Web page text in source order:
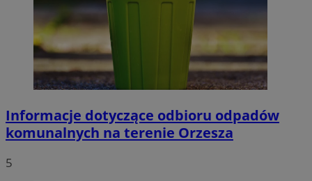
Informacje dotyczące odbioru odpadów
komunalnych na terenie Orzesza
5